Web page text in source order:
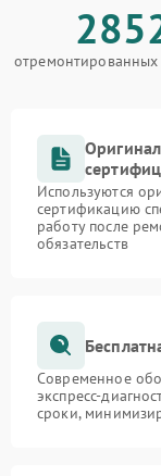
отремонтированных
Используются
сертификацию
работу после
обязательств
Современное
экспресс-
сроки,